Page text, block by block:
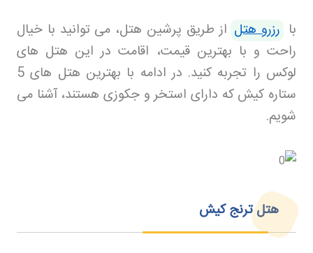
با رزرو هتل از طریق پرشین هتل، می توانید با خیال
راحت و با بهترین قیمت، اقامت در این هتل های
لوکس را تجربه کنید. در ادامه با بهترین هتل های 5
ستاره کیش که دارای استخر و جکوزی هستند، آشنا می
شویم.
هتل ترنج کیش